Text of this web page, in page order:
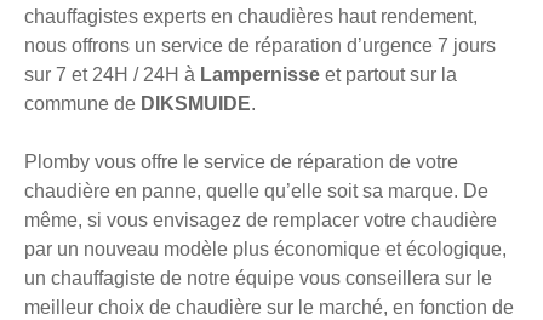
chauffagistes experts en chaudières haut rendement,
nous offrons un service de réparation d’urgence 7 jours
sur 7 et 24H / 24H à Lampernisse et partout sur la
commune de DIKSMUIDE.
Plomby vous offre le service de réparation de votre
chaudière en panne, quelle qu’elle soit sa marque. De
même, si vous envisagez de remplacer votre chaudière
par un nouveau modèle plus économique et écologique,
un chauffagiste de notre équipe vous conseillera sur le
meilleur choix de chaudière sur le marché, en fonction de